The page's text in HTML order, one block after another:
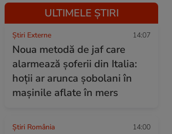
ULTIMELE ȘTIRI
Știri Externe 14:07
Noua metodă de jaf care
alarmează șoferii din Italia:
hoții ar arunca șobolani în
mașinile aflate în mers
Știri România 14:00